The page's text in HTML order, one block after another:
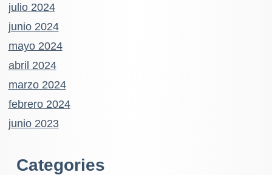
julio 2024
junio 2024
mayo 2024
abril 2024
marzo 2024
febrero 2024
junio 2023
Categories